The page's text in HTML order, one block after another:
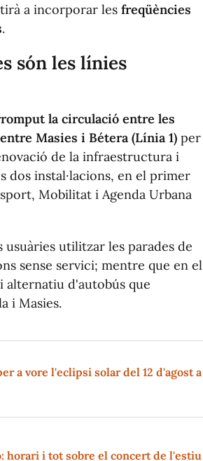
a incorporar les freqüències
.
són les línies
la circulació entre les
Masies i Bétera (Línia 1) per
de la infraestructura i
instal·lacions, en el primer
Mobilitat i Agenda Urbana
usuàries utilitzar les parades de
sense servici; mentre que en el
alternatiu d'autobús que
i Masies.
a vore l'eclipsi solar del 12 d'agost a
horari i tot sobre el concert de l'estiu